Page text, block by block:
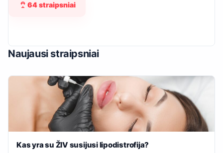
64 straipsniai
Naujausi straipsniai
Kas yra su ŽIV susijusi lipodistrofija?